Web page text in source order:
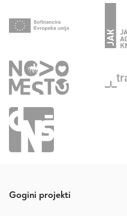
Gogini projekti